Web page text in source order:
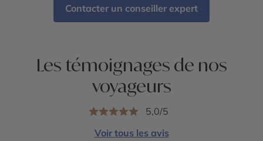
Contacter un conseiller expert
Les témoignages de nos
voyageurs
5,0/5
Voir tous les avis